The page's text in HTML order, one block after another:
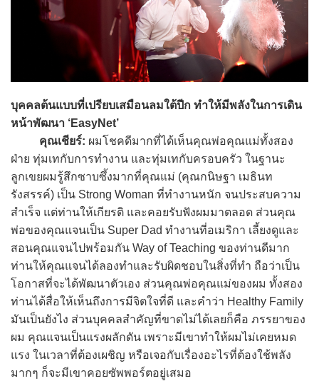
บุคคลต้นแบบที่เปรียบเสมือนลมใต้ปีก ทำให้มีพลังในการเดิน
หน้าพัฒนา ‘EasyNet’
คุณเชียร์: ผมโชคดีมากที่ได้เห็นคุณพ่อคุณแม่ทั้งสอง
ฝ่าย ทุ่มเทกับการทำงาน และทุ่มเทกับครอบครัว ในฐานะ
ลูกเขยผมรู้สึกซาบซึ้งมากที่คุณแม่ (คุณกนิษฐา เมธินท
รังสรรค์) เป็น Strong Woman ที่ทำงานหนัก จนประสบความ
สำเร็จ แต่ท่านให้เกียรติ และคอยรับฟังผมมาตลอด ส่วนคุณ
พ่อของคุณแจนเป็น Super Dad ทำงานที่อเมริกา เลี้ยงดูและ
สอนคุณแจนไปพร้อมกัน Way of Teaching ของท่านดีมาก
ท่านให้คุณแจนได้ลองทำและรับผิดชอบในสิ่งที่ทำ ถือว่าเป็น
โอกาสที่จะได้พัฒนาตัวเอง ส่วนคุณพ่อคุณแม่ของผม ทั้งสอง
ท่านได้สื่อให้เห็นถึงการมีจิตใจที่ดี และคำว่า Healthy Family
มันเป็นยังไง ส่วนบุคคลสำคัญที่ขาดไม่ได้เลยก็คือ ภรรยาของ
ผม คุณแจนเป็นแรงผลักดัน เพราะมีเขาทำให้ผมไม่เคยหมด
แรง ในเวลาที่ต้องเผชิญ หรือเจอกับเรื่องอะไรที่ต้องใช้พลัง
มากๆ ก็จะมีเขาคอยซัพพอร์ตอยู่เสมอ